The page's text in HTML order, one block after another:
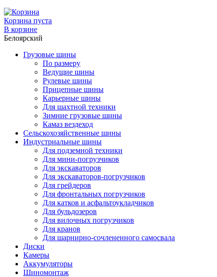
Корзина пуста
В корзине
Белоярский
Грузовые шины
По размеру
Ведущие шины
Рулевые шины
Прицепные шины
Карьерные шины
Для шахтной техники
Зимние грузовые шины
Камаз вездеход
Сельскохозяйственные шины
Индустриальные шины
Для подземной техники
Для мини-погрузчиков
Для экскаваторов
Для экскаваторов-погрузчиков
Для грейдеров
Для фронтальных погрузчиков
Для катков и асфальтоукладчиков
Для бульдозеров
Для вилочных погрузчиков
Для кранов
Для шарнирно-сочлененного самосвала
Диски
Камеры
Аккумуляторы
Шиномонтаж